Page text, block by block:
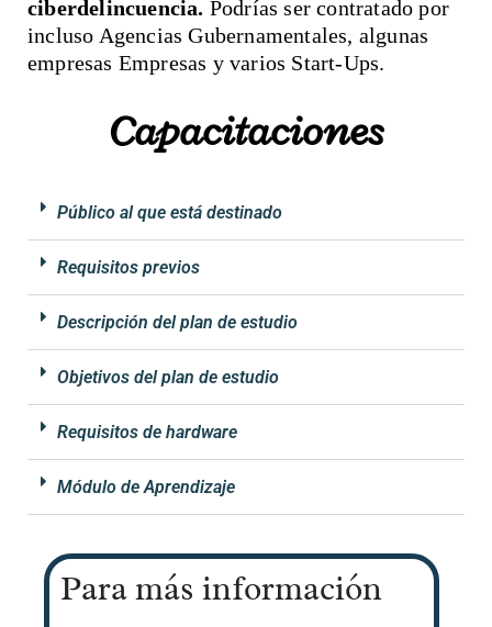
ciberdelincuencia. Podrías ser contratado por
incluso Agencias Gubernamentales, algunas
empresas Empresas y varios Start-Ups.
Capacitaciones
Público al que está destinado
Requisitos previos
Descripción del plan de estudio
Objetivos del plan de estudio
Requisitos de hardware
Módulo de Aprendizaje
Para más información